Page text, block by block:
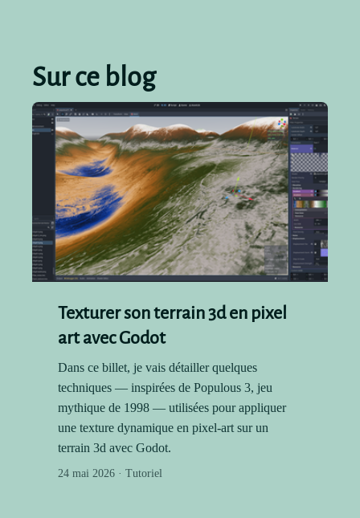
Sur ce blog
Texturer son terrain 3d en pixel
art avec Godot
Dans ce billet, je vais détailler quelques
techniques — inspirées de Populous 3, jeu
mythique de 1998 — utilisées pour appliquer
une texture dynamique en pixel-art sur un
terrain 3d avec Godot.
24 mai 2026 · Tutoriel